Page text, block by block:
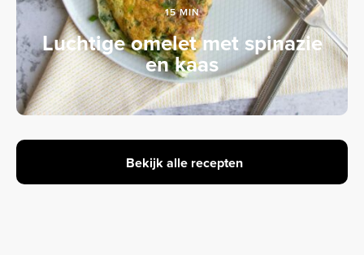
15 MIN
Luchtige omelet met spinazie
en kaas
Bekijk alle recepten